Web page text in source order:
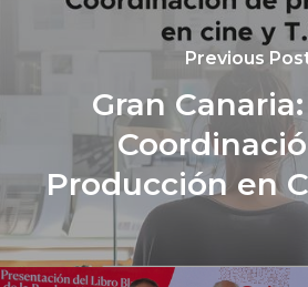
Previous
Gran
Producción en